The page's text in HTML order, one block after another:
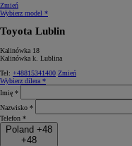
Zmień
Wybierz model *
Toyota Lublin
Kalinówka 18
Kalinówka k. Lublina
Tel: +48815341400 Zmień
Wybierz dilera *
Imię *
Nazwisko *
Telefon *
Poland +48
+48